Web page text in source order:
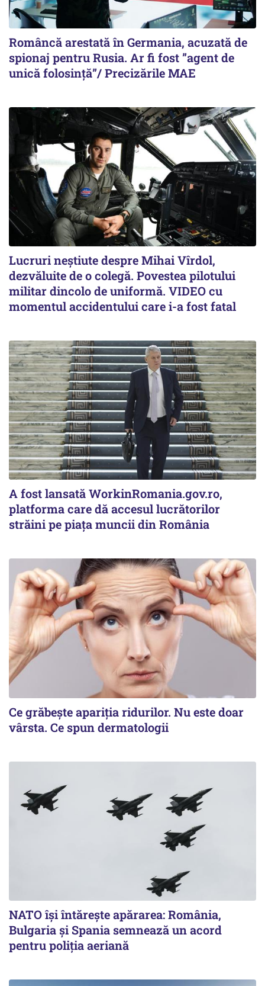
Româncă arestată în Germania, acuzată de
spionaj pentru Rusia. Ar fi fost ”agent de
unică folosință”/ Precizările MAE
Lucruri neștiute despre Mihai Vîrdol,
dezvăluite de o colegă. Povestea pilotului
militar dincolo de uniformă. VIDEO cu
momentul accidentului care i-a fost fatal
A fost lansată WorkinRomania.gov.ro,
platforma care dă accesul lucrătorilor
străini pe piața muncii din România
Ce grăbește apariția ridurilor. Nu este doar
vârsta. Ce spun dermatologii
NATO își întărește apărarea: România,
Bulgaria și Spania semnează un acord
pentru poliția aeriană